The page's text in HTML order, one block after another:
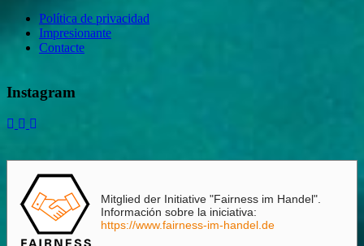
Política de privacidad
Impresionante
Contacte
Instagram
Mitglied der Initiative "Fairness im Handel".
Información sobre la iniciativa:
https://www.fairness-im-handel.de